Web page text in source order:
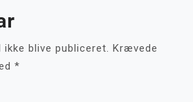
blive publiceret. Krævede
*